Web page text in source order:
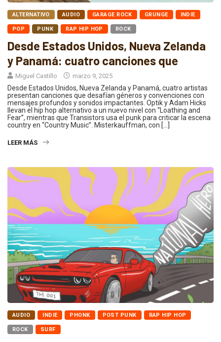
ALTERNATIVO AUDIO GARAGE ROCK GRUNGE INDIE
POP PUNK RAP HIP HOP ROCK
Desde Estados Unidos, Nueva Zelanda
y Panamá: cuatro canciones que
Miguel Castillo marzo 9, 2025
Desde Estados Unidos, Nueva Zelanda y Panamá, cuatro artistas
presentan canciones que desafían géneros y convenciones con
mensajes profundos y sonidos impactantes. Optik y Adam Hicks
llevan el hip hop alternativo a un nuevo nivel con “Loathing and
Fear”, mientras que Transistors usa el punk para criticar la escena
country en “Country Music”. Misterkauffman, con […]
LEER MÁS
AUDIO INDIE PHONK POST PUNK RAP HIP HOP
ROCK SURF